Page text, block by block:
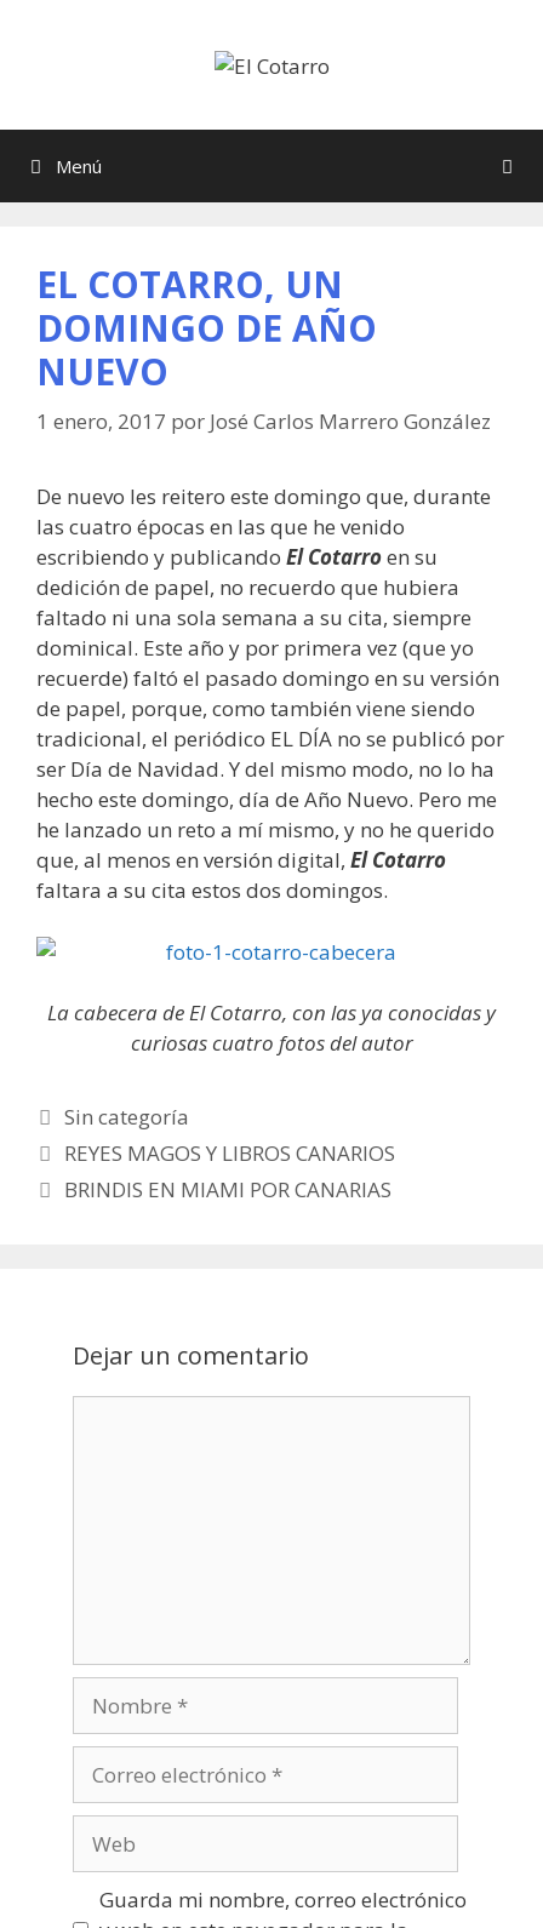
Menú
EL COTARRO, UN
DOMINGO DE AÑO
NUEVO
1 enero, 2017 por José Carlos Marrero González
De nuevo les reitero este domingo que, durante
las cuatro épocas en las que he venido
escribiendo y publicando El Cotarroen su
dedición de papel, no recuerdo que hubiera
faltado ni una sola semana a su cita, siempre
dominical. Este año y por primera vez (que yo
recuerde) faltó el pasado domingo en su versión
de papel, porque, como también viene siendo
tradicional, el periódico EL DÍA no se publicó por
ser Día de Navidad. Y del mismo modo, no lo ha
hecho este domingo, día de Año Nuevo. Pero me
he lanzado un reto a mí mismo, y no he querido
que, al menos en versión digital, El Cotarro
faltara a su cita estos dos domingos.
La cabecera de El Cotarro, con las ya conocidas y
curiosas cuatro fotos del autor
Categorías
Sin categoría
Post
navigation
REYES MAGOS Y LIBROS CANARIOS
BRINDIS EN MIAMI POR CANARIAS
Dejar un comentario
electrónico
Guarda mi nombre, correo electrónico